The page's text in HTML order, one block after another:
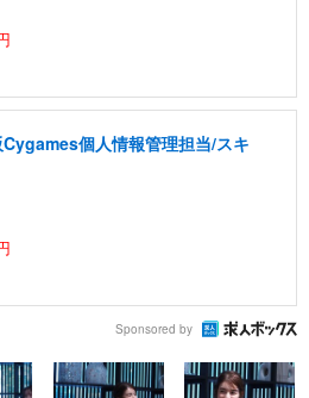
個人情報管理担当/スキ
Sponsored by